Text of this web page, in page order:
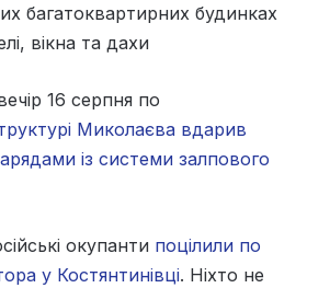
багатоквартирних будинках
вікна та дахи
16 серпня по
Миколаєва вдарив
із системи залпового
окупанти поцілили по
у Костянтинівці. Ніхто не